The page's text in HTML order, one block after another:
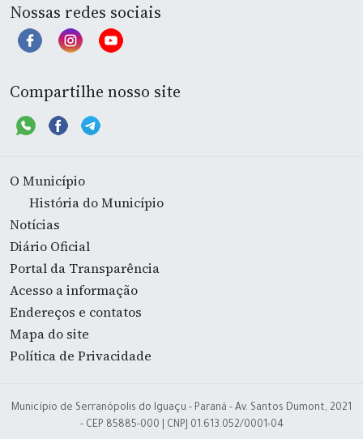
Nossas redes sociais
Compartilhe nosso site
O Município
História do Município
Notícias
Diário Oficial
Portal da Transparência
Acesso a informação
Endereços e contatos
Mapa do site
Política de Privacidade
Município de Serranópolis do Iguaçu - Paraná - Av. Santos Dumont, 2021
- CEP 85885-000 | CNPJ 01.613.052/0001-04